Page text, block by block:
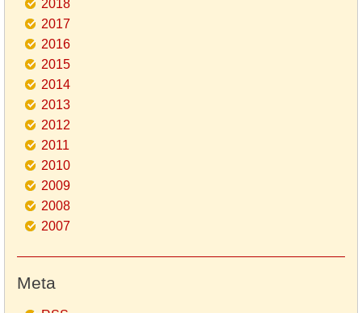
2018
2017
2016
2015
2014
2013
2012
2011
2010
2009
2008
2007
Meta